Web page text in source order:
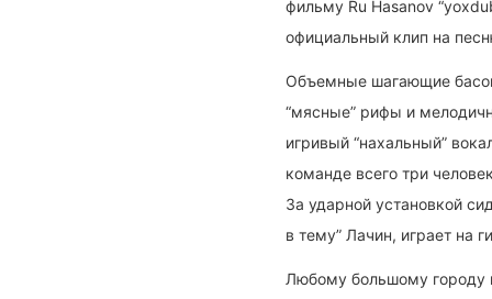
фильму Ru Hasanov
официальный клип на
Объемные шагающие
“мясные” рифы и
игривый “нахальный”
команде всего три
За ударной установкой
в тему” Лачин, играет на
Любому большому городу